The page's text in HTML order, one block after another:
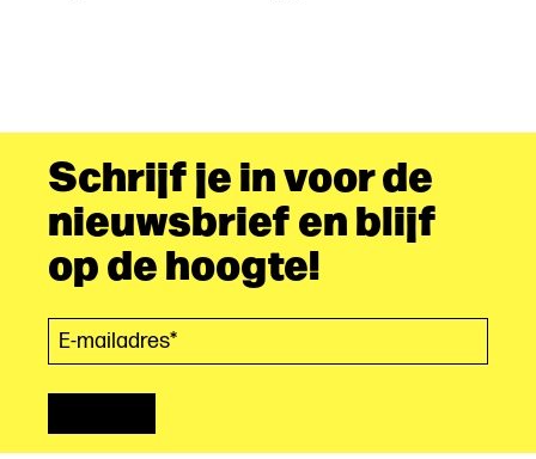
Schrijf je in voor de
nieuwsbrief en blijf
op de hoogte!